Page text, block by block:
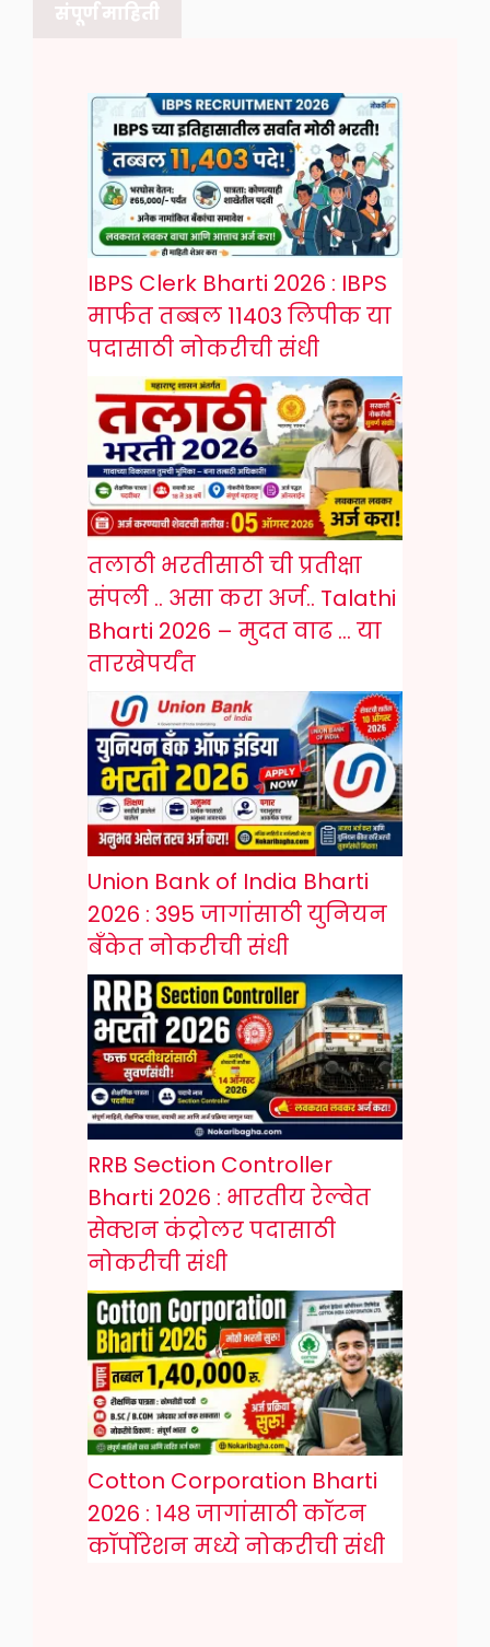
संपूर्ण माहिती
IBPS Clerk Bharti 2026 : IBPS
मार्फत तब्बल 11403 लिपीक या
पदासाठी नोकरीची संधी
तलाठी भरतीसाठी ची प्रतीक्षा
संपली .. असा करा अर्ज.. Talathi
Bharti 2026 – मुदत वाढ … या
तारखेपर्यंत
Union Bank of India Bharti
2026 : 395 जागांसाठी युनियन
बँकेत नोकरीची संधी
RRB Section Controller
Bharti 2026 : भारतीय रेल्वेत
सेक्शन कंट्रोलर पदासाठी
नोकरीची संधी
Cotton Corporation Bharti
2026 : १४८ जागांसाठी कॉटन
कॉर्पोरेशन मध्ये नोकरीची संधी